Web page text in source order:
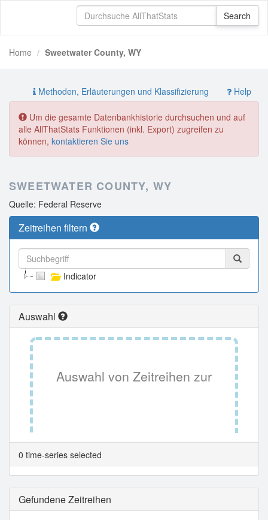
Home Sweetwater County, WY
Methoden, Erläuterungen und Klassifizierung Help
Um die gesamte Datenbankhistorie durchsuchen und auf
alle AllThatStats Funktionen (inkl. Export) zugreifen zu
können, kontaktieren Sie uns
SWEETWATER COUNTY, WY
Quelle: Federal Reserve
Zeitreihen filtern
Indicator
Auswahl
Auswahl von Zeitreihen zur
Tabellenansicht.
0 time-series selected
Gefundene Zeitreihen